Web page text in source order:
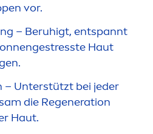
vor.
– Beruhigt, entspannt
stresste Haut
– Unterstützt bei jeder
die Regeneration
Haut.